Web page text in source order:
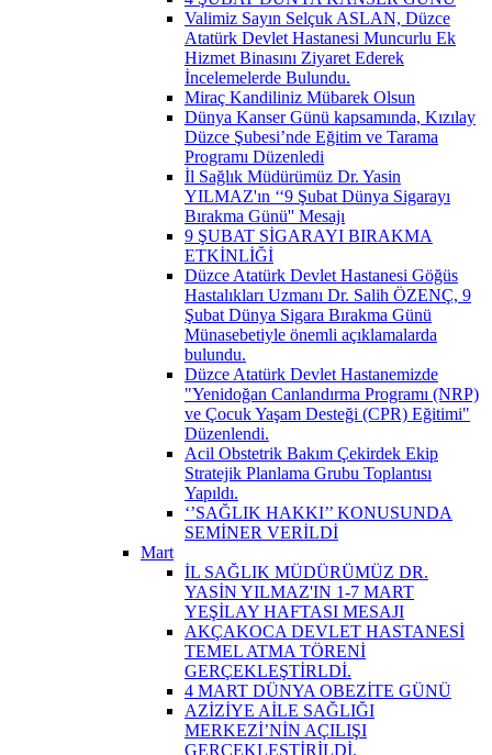
Valimiz Sayın Selçuk ASLAN, Düzce
Atatürk Devlet Hastanesi Muncurlu Ek
Hizmet Binasını Ziyaret Ederek
İncelemelerde Bulundu.
Miraç Kandiliniz Mübarek Olsun
Dünya Kanser Günü kapsamında, Kızılay
Düzce Şubesi’nde Eğitim ve Tarama
Programı Düzenledi
İl Sağlık Müdürümüz Dr. Yasin
YILMAZ'ın ‘‘9 Şubat Dünya Sigarayı
Bırakma Günü'' Mesajı
9 ŞUBAT SİGARAYI BIRAKMA
ETKİNLİĞİ
Düzce Atatürk Devlet Hastanesi Göğüs
Hastalıkları Uzmanı Dr. Salih ÖZENÇ, 9
Şubat Dünya Sigara Bırakma Günü
Münasebetiyle önemli açıklamalarda
bulundu.
Düzce Atatürk Devlet Hastanemizde
"Yenidoğan Canlandırma Programı (NRP)
ve Çocuk Yaşam Desteği (CPR) Eğitimi"
Düzenlendi.
Acil Obstetrik Bakım Çekirdek Ekip
Stratejik Planlama Grubu Toplantısı
Yapıldı.
‘’SAĞLIK HAKKI’’ KONUSUNDA
SEMİNER VERİLDİ
Mart
İL SAĞLIK MÜDÜRÜMÜZ DR.
YASİN YILMAZ'IN 1-7 MART
YEŞİLAY HAFTASI MESAJI
AKÇAKOCA DEVLET HASTANESİ
TEMEL ATMA TÖRENİ
GERÇEKLEŞTİRLDİ.
4 MART DÜNYA OBEZİTE GÜNÜ
AZİZİYE AİLE SAĞLIĞI
MERKEZİ’NİN AÇILIŞI
GERÇEKLEŞTİRİLDİ.